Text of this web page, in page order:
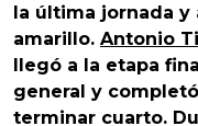
la última jornada y
amarillo. Antonio
llegó a la etapa
general y
terminar cuarto.